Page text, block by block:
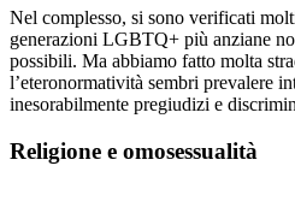
Nel complesso, si sono verificati
generazioni LGBTQ+ più anziane
possibili. Ma abbiamo fatto molta
l’eteronormatività sembri prevalere
inesorabilmente pregiudizi e
Religione e omosessualità